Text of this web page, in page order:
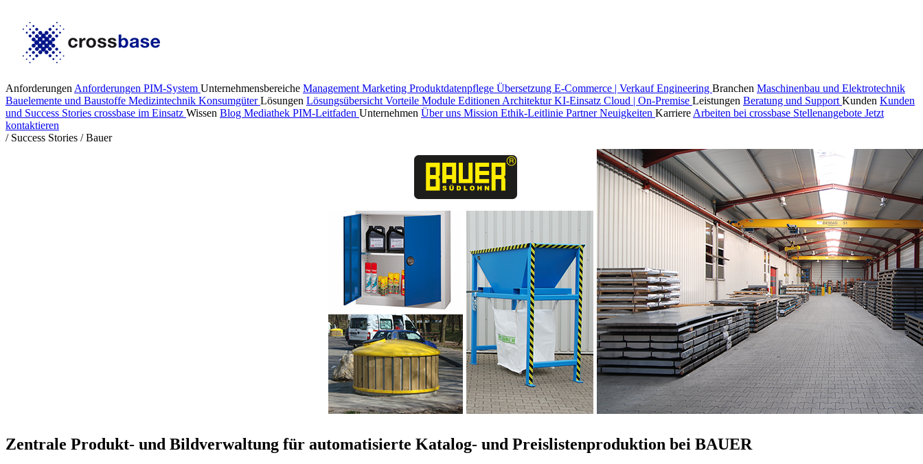
Anforderungen Anforderungen PIM-System Unternehmensbereiche Management Marketing Produktdatenpflege Übersetzung E-Commerce | VerkaufEngineering Branchen Maschinenbau und Elektrotechnik
Bauelemente und Baustoffe Medizintechnik KonsumgüterLösungen Lösungsübersicht Vorteile Module Editionen ArchitekturKI-Einsatz Cloud | On-Premise Leistungen Beratung und Support Kunden Kunden
und Success Stories crossbase im Einsatz Wissen Blog Mediathek PIM-Leitfaden Unternehmen Über uns Mission Ethik-Leitlinie PartnerNeuigkeiten Karriere Arbeiten bei crossbase Stellenangebote Jetzt
kontaktieren
/ Success Stories / Bauer
Zentrale Produkt- und Bildverwaltung für automatisierte Katalog- und Preislistenproduktion bei BAUER